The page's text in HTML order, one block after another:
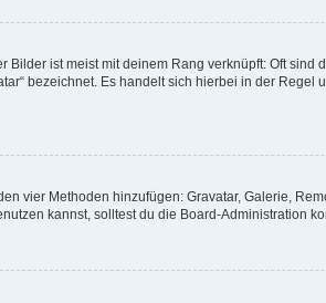
ist meist mit deinem Rang verknüpft: Oft sind
bezeichnet. Es handelt sich hierbei in der Regel
vier Methoden hinzufügen: Gravatar, Galerie,
kannst, solltest du die Board-Administration